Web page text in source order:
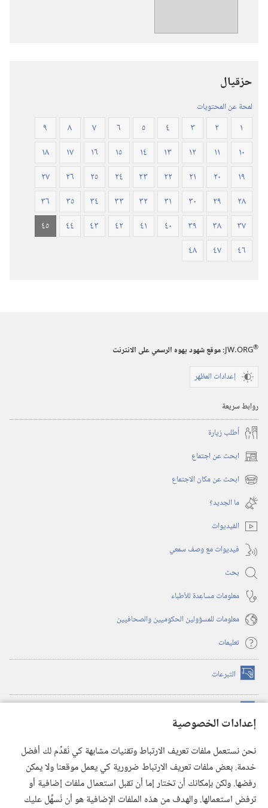
إعدادات الخصوصية
نحن نستعمل ملفات تعريف الارتباط وتقنيات مشابهة كي نُقدِّم لك أفضل
خدمة. بعض ملفات تعريف الارتباط ضرورية كي يعمل موقعنا ولا يمكن
رفضها. ولكن بإمكانك أن تختار إما أن تقبل استعمال ملفات إضافية أو
ترفض استعمالها. والهدف من هذه الملفات الإضافية هو أن نُسهِّل عليك
٢٠١٩)‏
حزقيال
لمحة عن المحتويات
١ ٢ ٣ ٤ ٥ ٦ ٧ ٨
٩
١٠
١١ ١٢ ١٣ ١٤ ١٥ ١٦ ١٧
١٨
١٩
٢٠ ٢١ ٢٢ ٢٣ ٢٤ ٢٥ ٢٦
٢٧
٢٨
٢٩ ٣٠ ٣١ ٣٢ ٣٣ ٣٤ ٣٥
٣٦
٣٧
٣٨ ٣٩ ٤٠ ٤١ ٤٢ ٤٣ ٤٤
٤٥
٤٦
٤٧ ٤٨
JW.ORG®
:‏ موقع شهود يهوه الرسمي على الانترنت
إعدادات المظهر
روابط سريعة
أُطلب زيارة
ابحث عن اجتماع (يفتح
نافذة ابحث عن مكان الاجتماع (يفتح
نافذة
جديدة)
ما الجديد؟‏
الفيديوات
فيديوات مع وصف سمعي
بحث
معلومات مساعِدة للأطباء
معلومات للمسؤولين الحكوميين والصحافيين
تعليمات
التبرعات (يفتح
نافذة
(يفتح
نافذة
(يفتح
نافذة
جديدة) تطبيق ®
JW Library
مكتبة برج المراقبة